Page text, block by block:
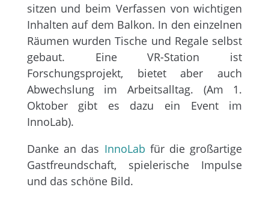
sitzen und beim Verfassen von wichtigen
Inhalten auf dem Balkon. In den einzelnen
Räumen wurden Tische und Regale selbst
gebaut. Eine VR-Station ist
Forschungsprojekt, bietet aber auch
Abwechslung im Arbeitsalltag. (Am 1.
Oktober gibt es dazu ein Event im
InnoLab).
Danke an das InnoLab für die großartige
Gastfreundschaft, spielerische Impulse
und das schöne Bild.